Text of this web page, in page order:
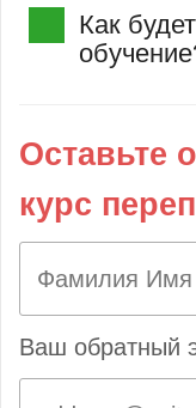
Как
Оставьте
курс
Ваш обратный